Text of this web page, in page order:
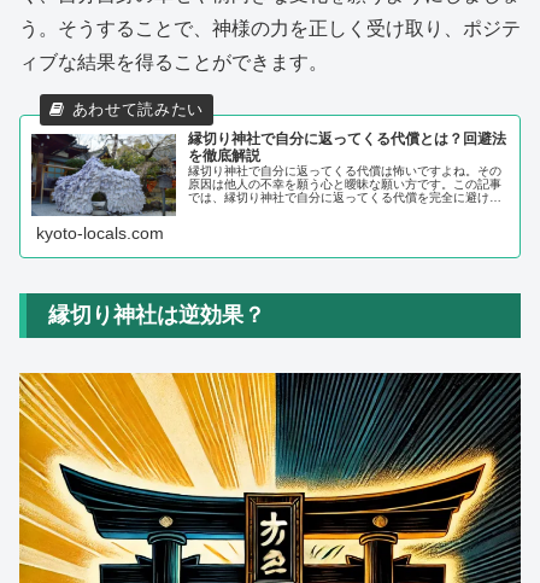
う。そうすることで、神様の力を正しく受け取り、ポジテ
ィブな結果を得ることができます。
縁切り神社で自分に返ってくる代償とは？回避法
を徹底解説
縁切り神社で自分に返ってくる代償は怖いですよね。その
原因は他人の不幸を願う心と曖昧な願い方です。この記事
では、縁切り神社で自分に返ってくる代償を完全に避ける
kyoto-locals.com
縁切り神社は逆効果？